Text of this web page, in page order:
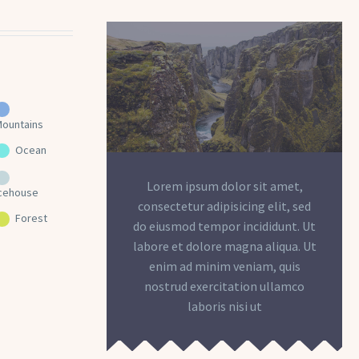
Ocean
Forest
Lorem ipsum dolor sit amet,
consectetur adipisicing elit, sed
do eiusmod tempor incididunt. Ut
labore et dolore magna aliqua. Ut
enim ad minim veniam, quis
nostrud exercitation ullamco
laboris nisi ut